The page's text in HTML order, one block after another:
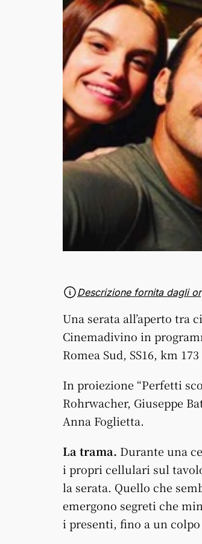
Descrizione fornita dagli
Una serata all’aperto tra
Cinemadivino in
Romea Sud, SS16, km
In proiezione “Perfetti
Rohrwacher, Giuseppe
Anna Foglietta.
La trama. Durante una
i propri cellulari sul
la serata. Quello che
emergono segreti che
i presenti, fino a un